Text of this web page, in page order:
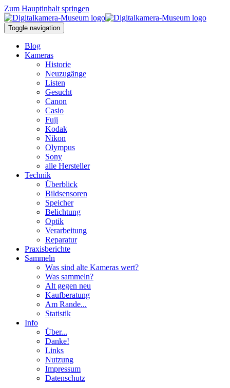
Zum Hauptinhalt springen
Toggle navigation
Blog
Kameras
Historie
Neuzugänge
Listen
Gesucht
Canon
Casio
Fuji
Kodak
Nikon
Olympus
Sony
alle Hersteller
Technik
Überblick
Bildsensoren
Speicher
Belichtung
Optik
Verarbeitung
Reparatur
Praxisberichte
Sammeln
Was sind alte Kameras wert?
Was sammeln?
Alt gegen neu
Kaufberatung
Am Rande...
Statistik
Info
Über...
Danke!
Links
Nutzung
Impressum
Datenschutz